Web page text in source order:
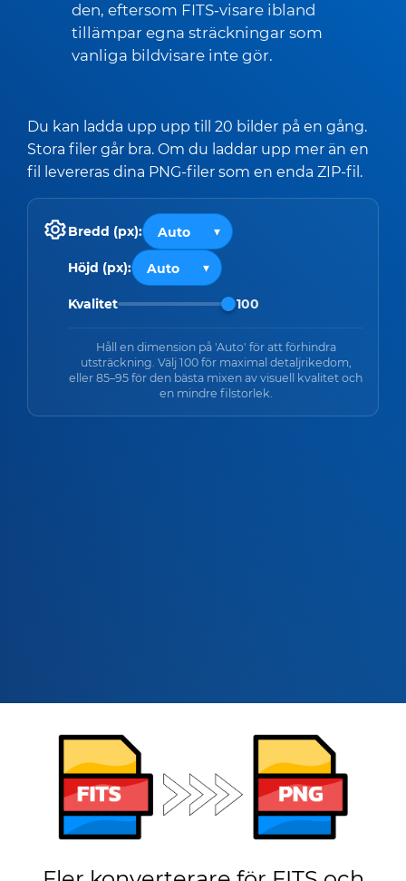
den, eftersom FITS‑visare ibland
tillämpar egna sträckningar som
vanliga bildvisare inte gör.
Du kan ladda upp upp till 20 bilder på en gång.
Stora filer går bra. Om du laddar upp mer än en
fil levereras dina PNG-filer som en enda ZIP-fil.
Bredd (px):
Höjd (px):
Kvalitet 100
Håll en dimension på 'Auto' för att förhindra
utsträckning. Välj 100 för maximal detaljrikedom,
eller 85–95 för den bästa mixen av visuell kvalitet och
en mindre filstorlek.